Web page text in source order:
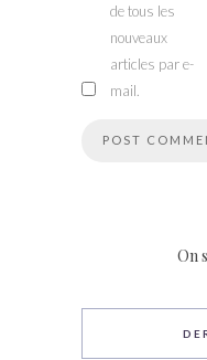
de tous les
nouveaux
articles par e-
mail.
On